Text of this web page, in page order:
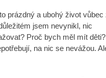
prázdný a ubohý život vůbec
jsem nevynikl, nic
Proč bych měl mít děti?
na nic se nevážou.